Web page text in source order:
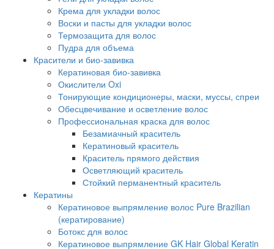
Крема для укладки волос
Воски и пасты для укладки волос
Термозащита для волос
Пудра для объема
Красители и био-завивка
Кератиновая био-завивка
Окислители Oxi
Тонирующие кондиционеры, маски, муссы, спреи
Обесцвечивание и осветление волос
Профессиональная краска для волос
Безамиачный краситель
Кератиновый краситель
Краситель прямого действия
Осветляющий краситель
Стойкий перманентный краситель
Кератины
Кератиновое выпрямление волос Pure Brazilian
(кератирование)
Ботокс для волос
Кератиновое выпрямление GK Hair Global Keratin